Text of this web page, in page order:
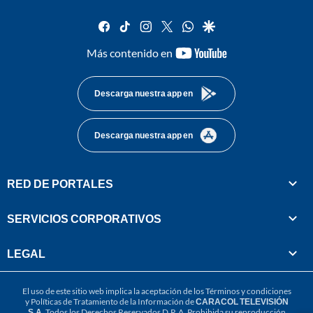
facebook
tiktok instagram
twitterwhatsapp
google
Más contenido en
youtube-
Descarga nuestra app en
Descarga nuestra app en
RED DE PORTALES
SERVICIOS CORPORATIVOS
LEGAL
El uso de este sitio web implica la aceptación de losTérminos y condiciones
y Políticas de Tratamiento de la Información deCARACOL TELEVISIÓN